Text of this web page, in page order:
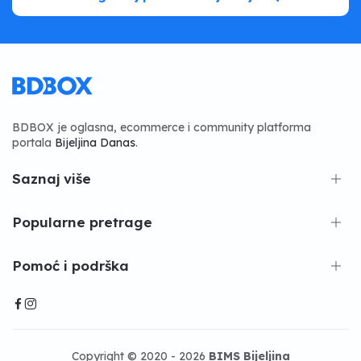
BDBOX je oglasna, ecommerce i community platforma
portala Bijeljina Danas.
Saznaj više
Popularne pretrage
Pomoć i podrška
Copyright © 2020 - 2026 BIMS Bijeljina